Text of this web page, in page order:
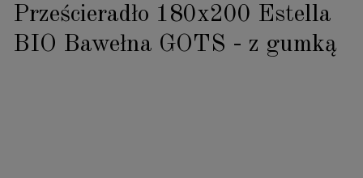
Prześcieradło 180x200 Estella
BIO Bawełna GOTS - z gumką